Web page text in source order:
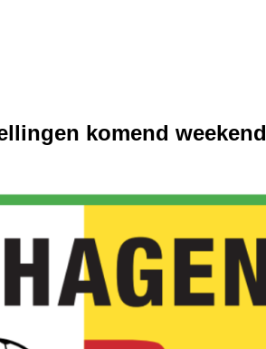
komend weekend